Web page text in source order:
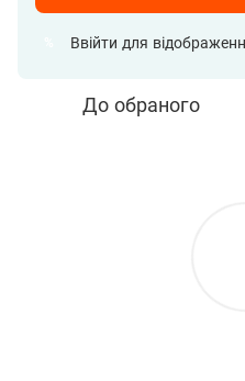
Ввійти для
До обраного